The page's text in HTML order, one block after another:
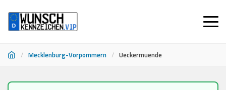
/ Mecklenburg-Vorpommern / Ueckermuende